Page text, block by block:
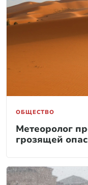
ОБЩЕСТВО
Метеоролог
грозящей